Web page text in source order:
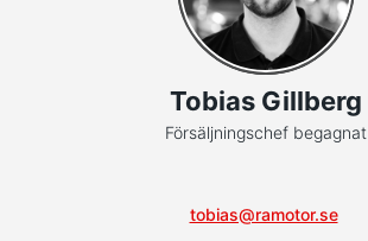
Tobias Gillberg
Försäljningschef begagnat
tobias@ramotor.se